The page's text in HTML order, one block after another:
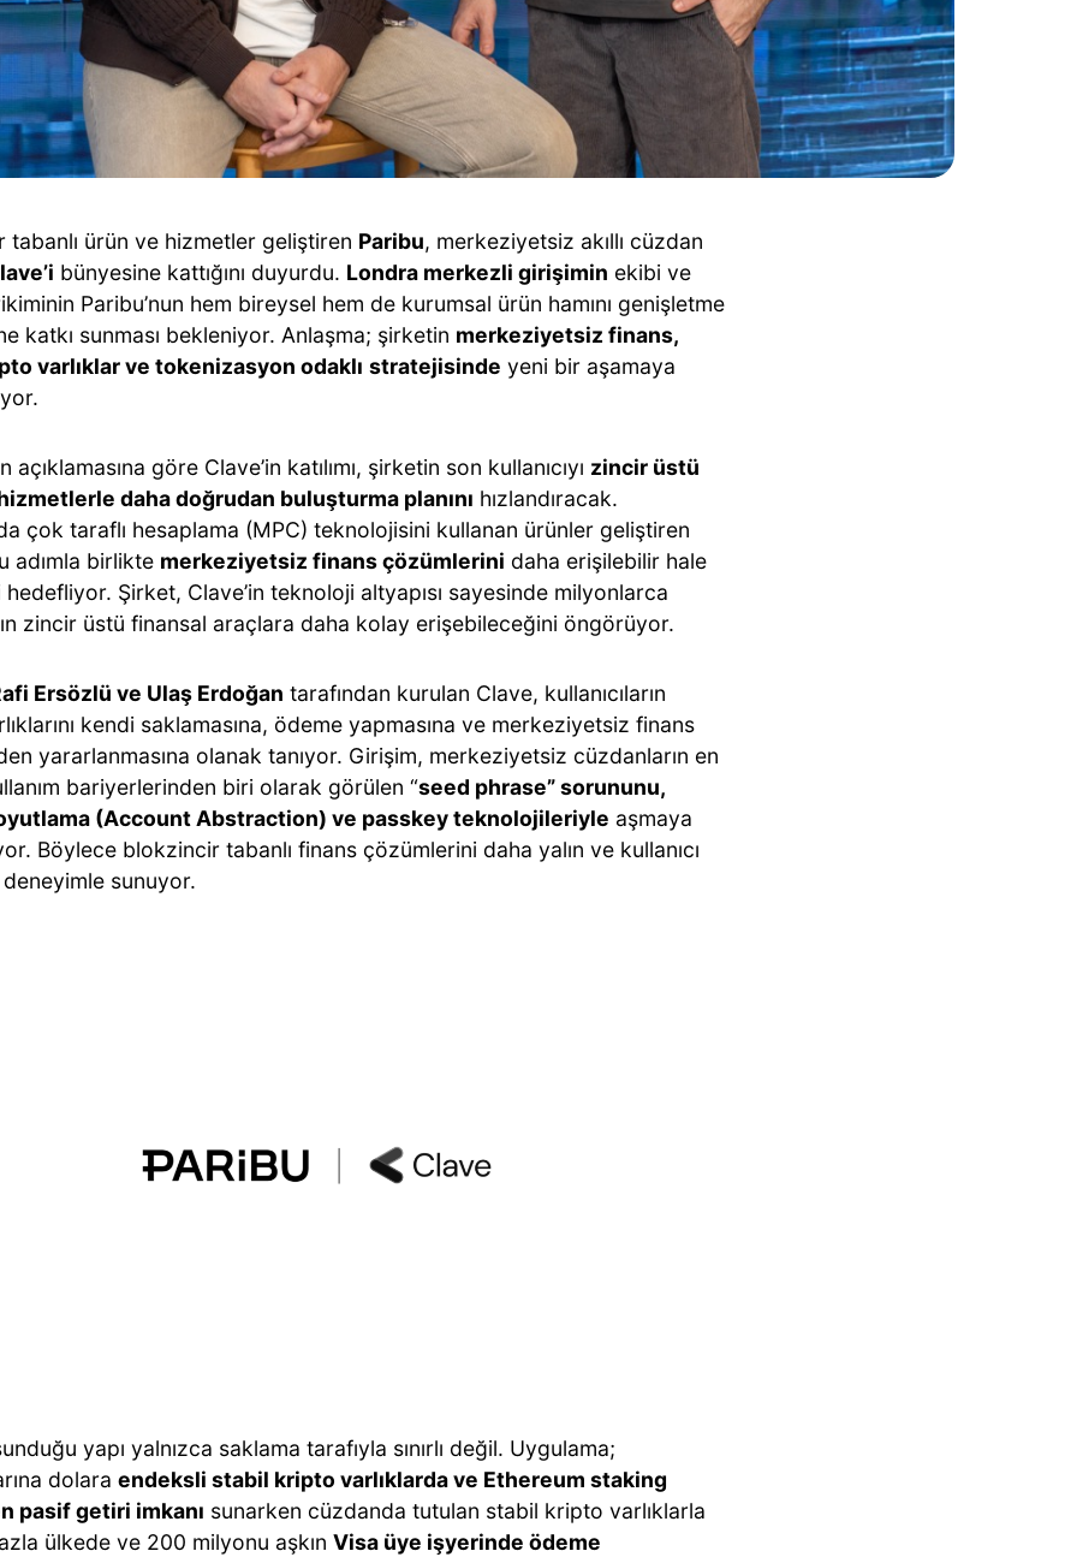
tabanlı ürün ve hizmetler geliştiren Paribu, merkeziyetsiz akıllı cüzdan
bünyesine kattığını duyurdu. Londra merkezli girişimin ekibi ve
Paribu’nun hem bireysel hem de kurumsal ürün hamını genişletme
katkı sunması bekleniyor. Anlaşma; şirketin merkeziyetsiz finans,
varlıklar ve tokenizasyon odaklı stratejisinde yeni bir aşamaya
açıklamasına göre Clave’in katılımı, şirketin son kullanıcıyı zincir üstü
daha doğrudan buluşturma planını hızlandıracak.
çok taraflı hesaplama (MPC) teknolojisini kullanan ürünler geliştiren
adımla birlikte merkeziyetsiz finans çözümlerini daha erişilebilir hale
Şirket, Clave’in teknoloji altyapısı sayesinde milyonlarca
zincir üstü finansal araçlara daha kolay erişebileceğini öngörüyor.
Ersözlü ve Ulaş Erdoğan tarafından kurulan Clave, kullanıcıların
kendi saklamasına, ödeme yapmasına ve merkeziyetsiz finans
yararlanmasına olanak tanıyor. Girişim, merkeziyetsiz cüzdanların en
bariyerlerinden biri olarak görülen “seed phrase” sorununu,
(Account Abstraction) ve passkey teknolojileriyle aşmaya
Böylece blokzincir tabanlı finans çözümlerini daha yalın ve kullanıcı
sunuyor.
yapı yalnızca saklama tarafıyla sınırlı değil. Uygulama;
dolara endeksli stabil kripto varlıklarda ve Ethereum staking
pasif getiri imkanı sunarken cüzdanda tutulan stabil kripto varlıklarla
ülkede ve 200 milyonu aşkın Visa üye işyerinde ödeme